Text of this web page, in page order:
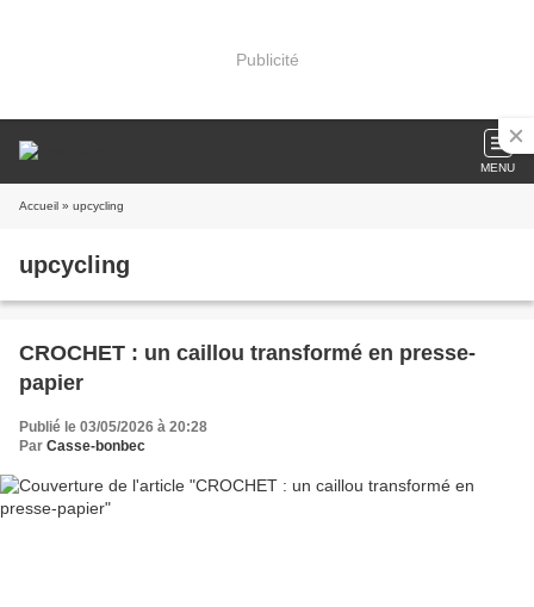
Publicité
MENU
Accueil » upcycling
upcycling
CROCHET : un caillou transformé en presse-
papier
Publié le 03/05/2026 à 20:28
Par Casse-bonbec